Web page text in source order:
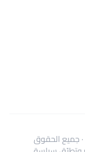
· جميع الحقوق